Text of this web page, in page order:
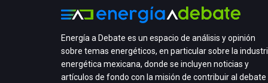
Energía a Debate es un espacio de análisis y opinión
sobre temas energéticos, en particular sobre la
energética mexicana, donde se incluyen noticias y
artículos de fondo con la misión de contribuir al debate